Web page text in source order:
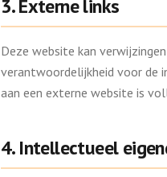
3. Externe links
Deze website kan
verantwoordelijkheid voor de
aan een externe website is
4. Intellectueel